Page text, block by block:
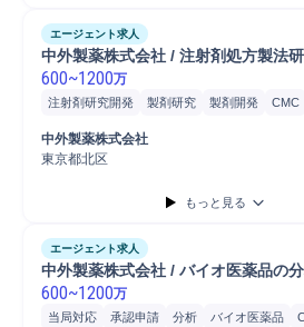
エージェント求人
中外製薬株式会社 / 注射剤処方製法
600~1200万
注射剤研究開発 製剤研究 製剤開発 CMC
製剤スケールアップ
抗体医薬品
中外製薬株式会社
東京都北区
もっと見る
エージェント求人
中外製薬株式会社 / バイオ医薬品の
600~1200万
当局対応 承認申請 分析 バイオ医薬品